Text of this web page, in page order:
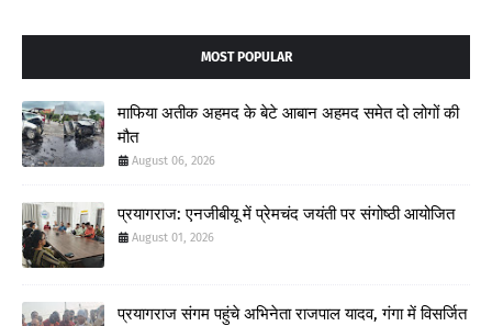
MOST POPULAR
माफिया अतीक अहमद के बेटे आबान अहमद समेत दो लोगों की
मौत
August 06, 2026
प्रयागराज: एनजीबीयू में प्रेमचंद जयंती पर संगोष्ठी आयोजित
August 01, 2026
प्रयागराज संगम पहुंचे अभिनेता राजपाल यादव, गंगा में विसर्जित